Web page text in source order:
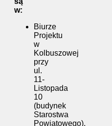
w:
Biurze
Projektu
w
Kolbuszowej
przy
ul.
11-
Listopada
10
(budynek
Starostwa
Powiatowego),